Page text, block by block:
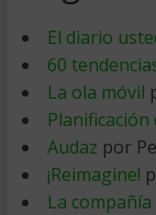
El diario
60
La ola móvil
Planificación
Audaz por
¡Reimagine!
La